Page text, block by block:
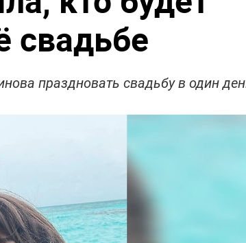
свадьбе
праздновать свадьбу в один